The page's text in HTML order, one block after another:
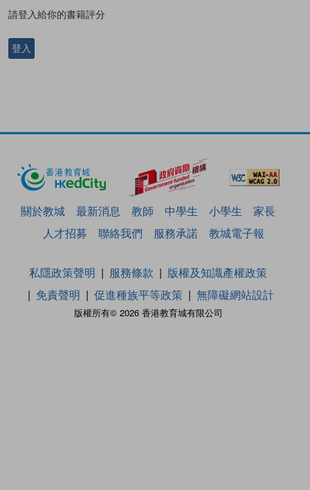
請登入給你的書籍評分
登入
關於教城 最新消息 教師 中學生 小學生
家長
人才招募
聯絡我們 服務承諾 教城電子報
版權所有© 2026 香港教育城有限公司
私隱政策聲明 服務條款
版權及知識產權政策
免責聲明
促進種族平等政策 無障礙網站設計